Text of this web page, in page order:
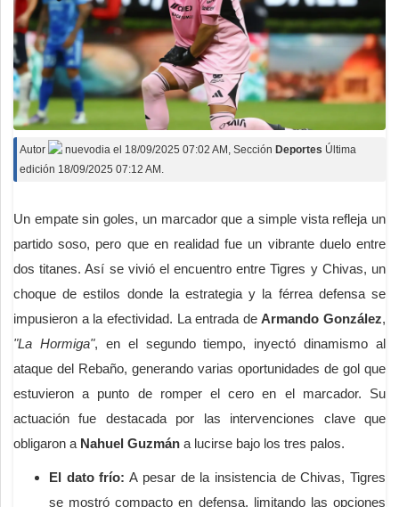
Autor nuevodia el 18/09/2025 07:02 AM , Sección Deportes Última
edición 18/09/2025 07:12 AM.
Un empate sin goles, un marcador que a simple vista refleja un
partido soso, pero que en realidad fue un vibrante duelo entre
dos titanes. Así se vivió el encuentro entre Tigres y Chivas, un
choque de estilos donde la estrategia y la férrea defensa se
impusieron a la efectividad. La entrada deArmando González,
"La Hormiga", en el segundo tiempo, inyectó dinamismo al
ataque del Rebaño, generando varias oportunidades de gol que
estuvieron a punto de romper el cero en el marcador. Su
actuación fue destacada por las intervenciones clave que
obligaron a Nahuel Guzmán a lucirse bajo los tres palos.
El dato frío: A pesar de la insistencia de Chivas, Tigres
se mostró compacto en defensa, limitando las opciones